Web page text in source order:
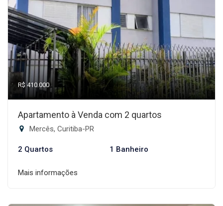
R$ 410.000
Apartamento à Venda com 2 quartos
Mercês, Curitiba-PR
2 Quartos 1 Banheiro
Mais informações